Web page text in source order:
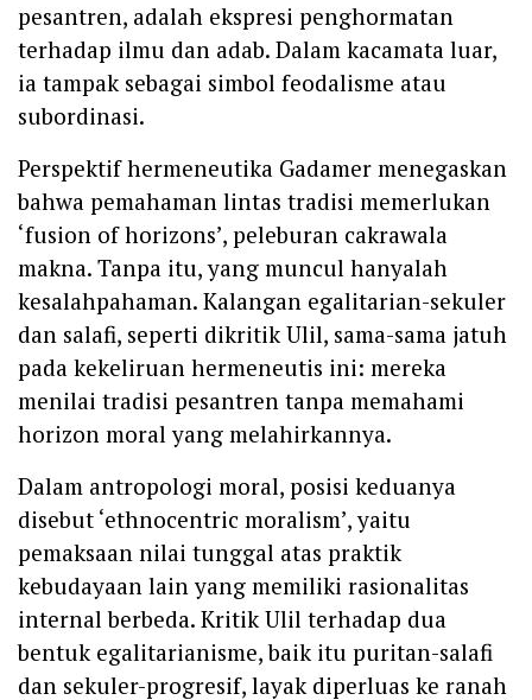
pesantren, adalah ekspresi penghormatan
terhadap ilmu dan adab. Dalam kacamata luar,
ia tampak sebagai simbol feodalisme atau
subordinasi.
Perspektif hermeneutika Gadamer menegaskan
bahwa pemahaman lintas tradisi memerlukan
‘fusion of horizons’, peleburan cakrawala
makna. Tanpa itu, yang muncul hanyalah
kesalahpahaman. Kalangan egalitarian-sekuler
dan salafi, seperti dikritik Ulil, sama-sama jatuh
pada kekeliruan hermeneutis ini: mereka
menilai tradisi pesantren tanpa memahami
horizon moral yang melahirkannya.
Dalam antropologi moral, posisi keduanya
disebut ‘ethnocentric moralism’, yaitu
pemaksaan nilai tunggal atas praktik
kebudayaan lain yang memiliki rasionalitas
internal berbeda. Kritik Ulil terhadap dua
bentuk egalitarianisme, baik itu puritan-salafi
dan sekuler-progresif, layak diperluas ke ranah